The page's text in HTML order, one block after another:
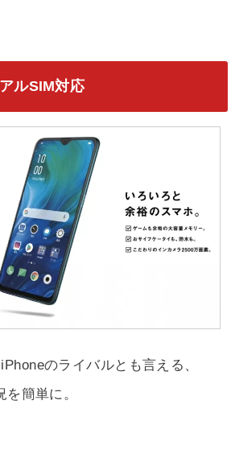
ルSIM対応
のライバルとも言える、
簡単に。